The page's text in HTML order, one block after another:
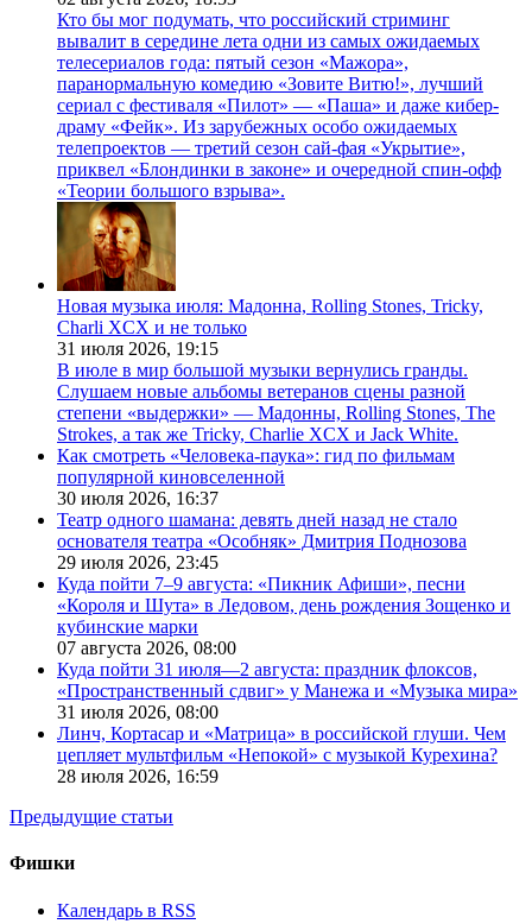
Кто бы мог подумать, что российский стриминг
вывалит в середине лета одни из самых ожидаемых
телесериалов года: пятый сезон «Мажора»,
паранормальную комедию «Зовите Витю!», лучший
сериал с фестиваля «Пилот» — «Паша» и даже кибер-
драму «Фейк». Из зарубежных особо ожидаемых
телепроектов — третий сезон сай-фая «Укрытие»,
приквел «Блондинки в законе» и очередной спин-офф
«Теории большого взрыва».
Новая музыка июля: Мадонна, Rolling Stones, Tricky,
Charli XCX и не только
31 июля 2026, 19:15
В июле в мир большой музыки вернулись гранды.
Слушаем новые альбомы ветеранов сцены разной
степени «выдержки» — Мадонны, Rolling Stones, The
Strokes, а так же Tricky, Charlie XCX и Jack White.
Как смотреть «Человека-паука»: гид по фильмам
популярной киновселенной
30 июля 2026, 16:37
Театр одного шамана: девять дней назад не стало
основателя театра «Особняк» Дмитрия Поднозова
29 июля 2026, 23:45
Куда пойти 7–9 августа: «Пикник Афиши», песни
«Короля и Шута» в Ледовом, день рождения Зощенко и
кубинские марки
07 августа 2026, 08:00
Куда пойти 31 июля—2 августа: праздник флоксов,
«Пространственный сдвиг» у Манежа и «Музыка мира»
31 июля 2026, 08:00
Линч, Кортасар и «Матрица» в российской глуши. Чем
цепляет мультфильм «Непокой» с музыкой Курехина?
28 июля 2026, 16:59
Предыдущие статьи
Фишки
Календарь в RSS